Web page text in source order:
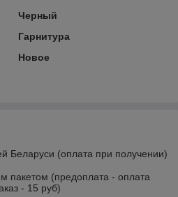
Черный
Гарнитура
Новое
Беларуси (оплата при получении)
пакетом (предоплата - оплата
- 15 руб)